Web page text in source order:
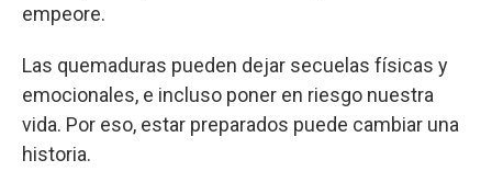
empeore.
Las quemaduras pueden dejar secuelas físicas y
emocionales, e incluso poner en riesgo nuestra
vida. Por eso, estar preparados puede cambiar una
historia.